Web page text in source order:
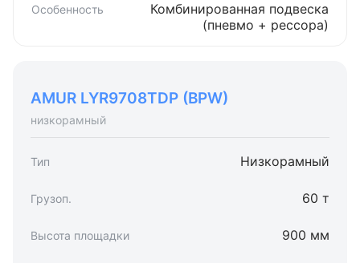
Комбинированная подвеска
(пневмо + рессора)
AMUR LYR9708TDP (BPW)
низкорамный
Низкорамный
60 т
900 мм